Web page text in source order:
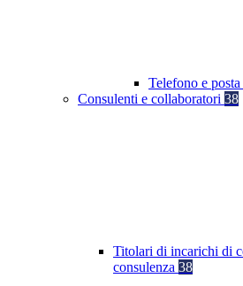
Telefono e
Consulenti e collaboratori 38
Titolari di incarichi di
consulenza 38